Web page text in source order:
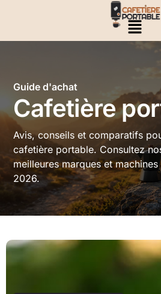
Guide d'achat
Cafetière
Avis, conseils et comparatifs
cafetière portable. Consultez
meilleures marques et
2026.